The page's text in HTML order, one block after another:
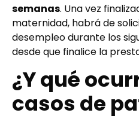
semanas. Una vez
maternidad, habrá de
desempleo durante los
desde que finalice la
¿Y qué
casos de